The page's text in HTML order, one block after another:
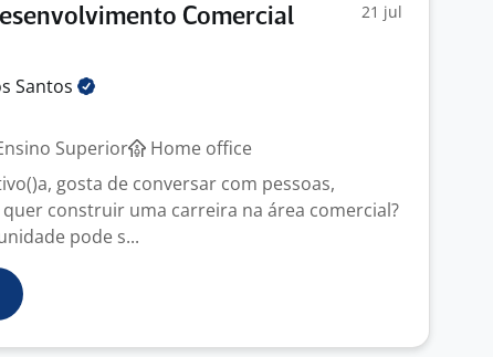
Comercial
21 jul
Santos
Superior
Home office
gosta de conversar com pessoas,
construir uma carreira na área comercial?
pode s...